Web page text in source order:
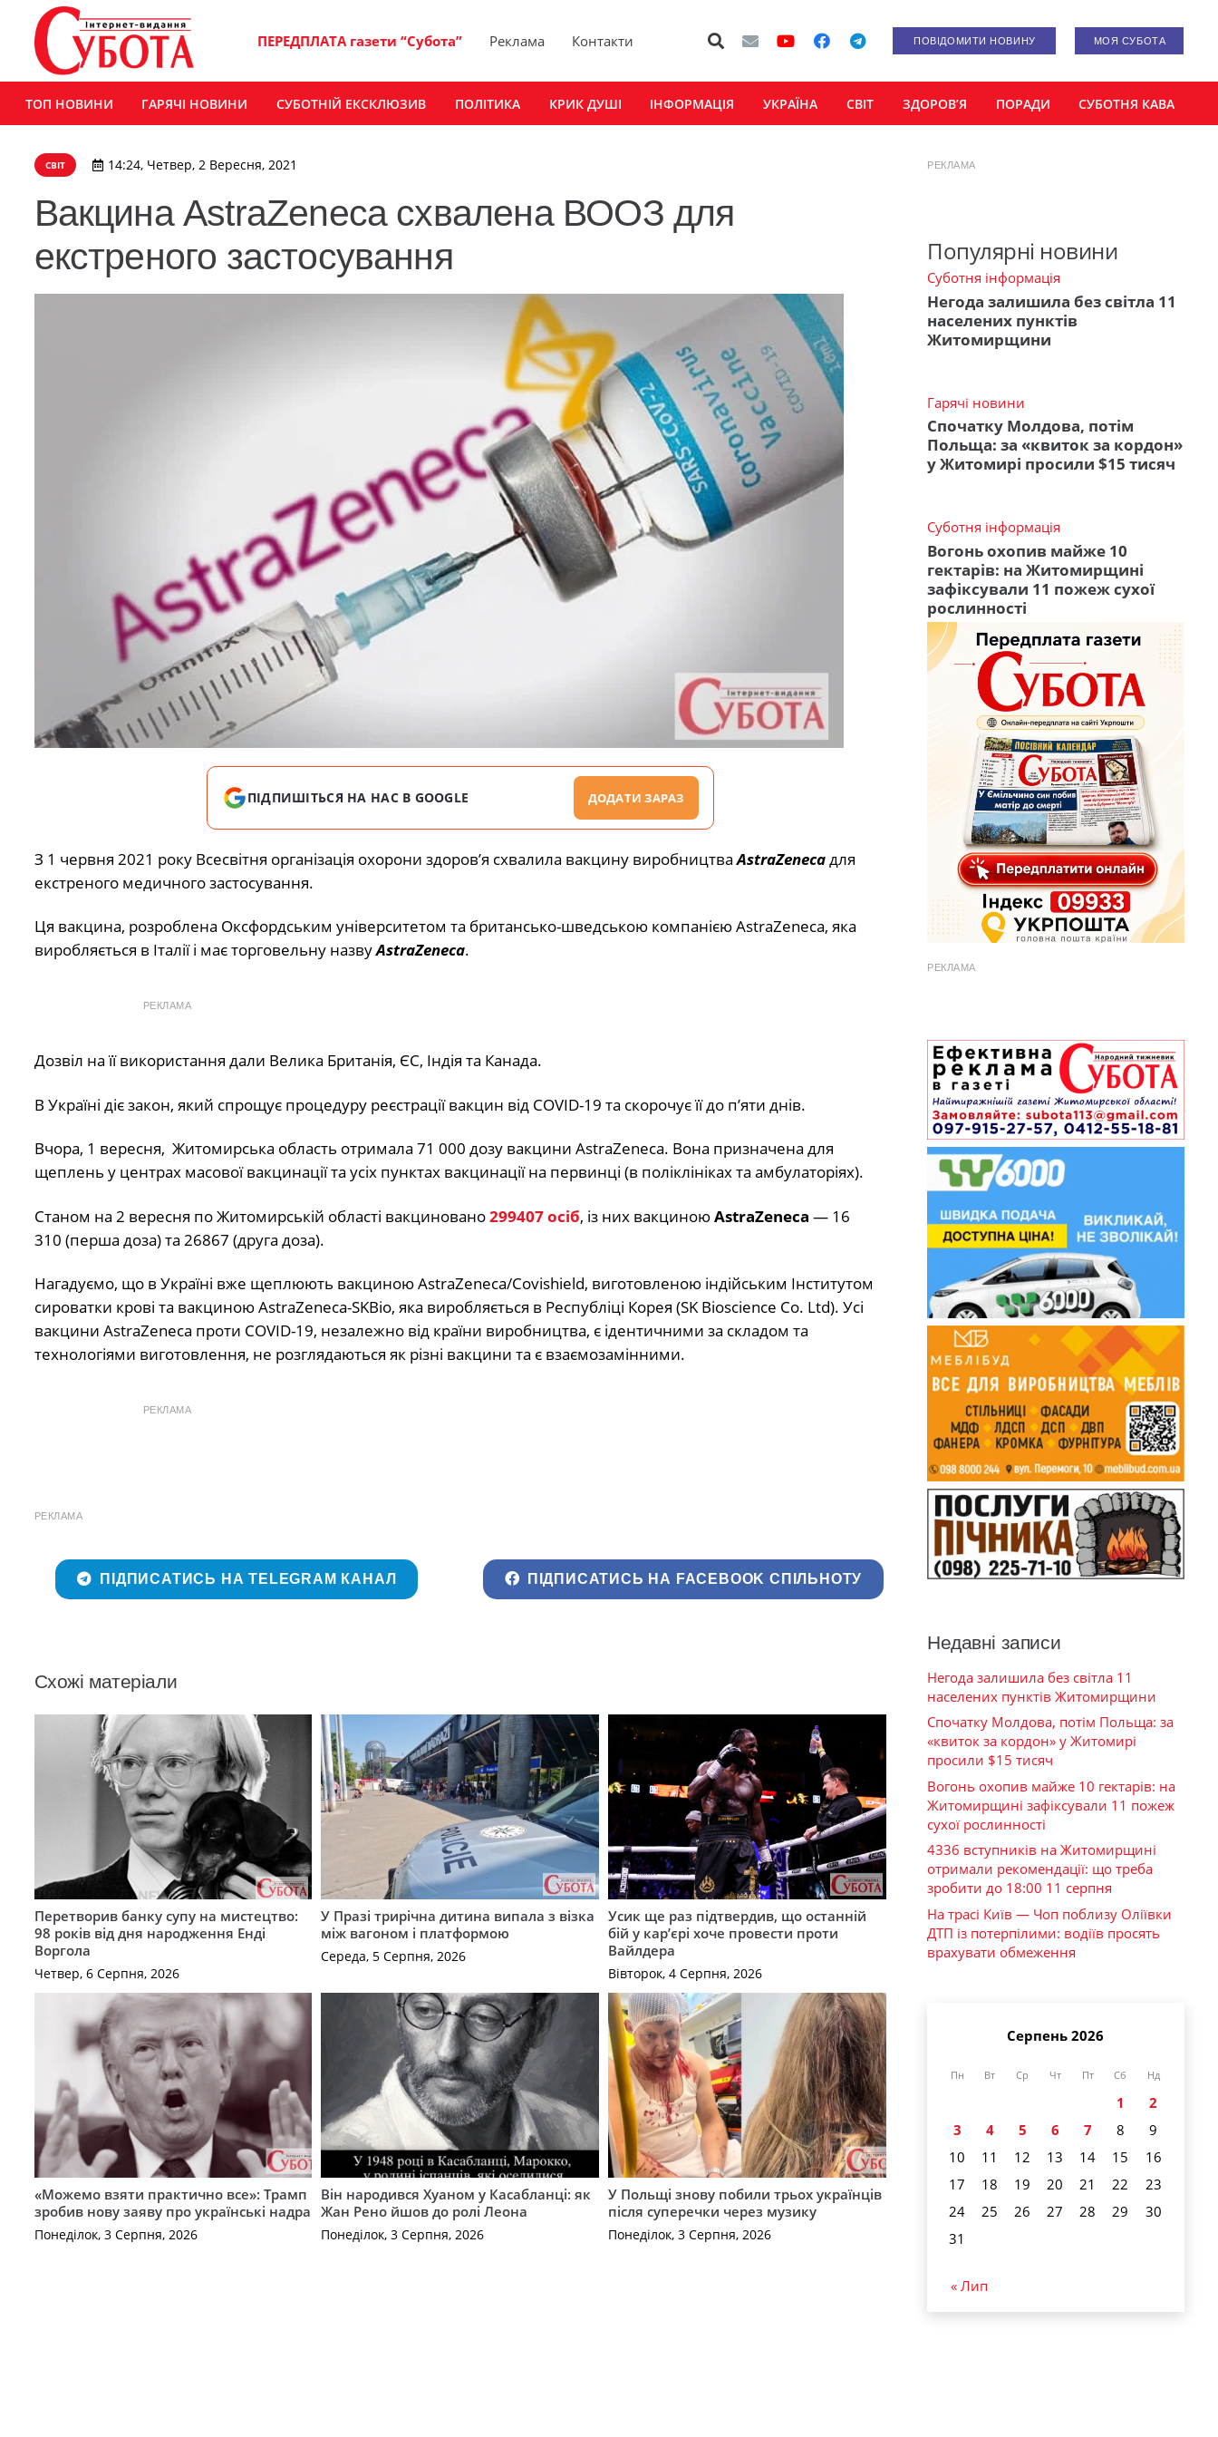
ПЕРЕДПЛАТА газети “Субота” Реклама Контакти ПОВІДОМИТИ НОВИНУ МОЯ СУБОТА
ТОП НОВИНИ ГАРЯЧІ НОВИНИ СУБОТНІЙ ЕКСКЛЮЗИВ ПОЛІТИКА КРИК ДУШІ ІНФОРМАЦІЯ УКРАЇНА СВІТ ЗДОРОВ’Я ПОРАДИ СУБОТНЯ КАВА
СВІТ 14:24, Четвер, 2 Вересня, 2021
Вакцина AstraZeneca схвалена ВООЗ для
екстреного застосування
ПІДПИШІТЬСЯ НА НАС В GOOGLE ДОДАТИ ЗАРАЗ
З 1 червня 2021 року Всесвітня організація охорони здоров’я схвалила вакцину виробництваAstraZenecaдля
екстреного медичного застосування.
Ця вакцина, розроблена Оксфордським університетом та британсько-шведською компанією AstraZeneca, яка
виробляється в Італії і має торговельну назвуAstraZeneca.
РЕКЛАМА
Дозвіл на її використання дали Велика Британія, ЄС, Індія та Канада.
В Україні діє закон, який спрощує процедуру реєстрації вакцин від COVID-19 та скорочує її до п’яти днів.
Вчора, 1 вересня, Житомирська область отримала 71 000 дозу вакцини AstraZeneca. Вона призначена для
щеплень у центрах масової вакцинації та усіх пунктах вакцинації на первинці (в поліклініках та амбулаторіях).
Станом на 2 вересня по Житомирській області вакциновано299407 осіб, із них вакциноюAstraZeneca — 16
310 (перша доза) та 26867 (друга доза).
Нагадуємо, що в Україні вже щеплюють вакциною AstraZeneca/Covishield, виготовленою індійським Інститутом
сироватки крові та вакциною AstraZeneca-SKBio, яка виробляється в Республіці Корея (SK Bioscience Co. Ltd). Усі
вакцини AstraZeneca проти COVID-19, незалежно від країни виробництва, є ідентичними за складом та
технологіями виготовлення, не розглядаються як різні вакцини та є взаємозамінними.
РЕКЛАМА
РЕКЛАМА
ПІДПИСАТИСЬ НА TELEGRAM КАНАЛ ПІДПИСАТИСЬ НА FACEBOOK СПІЛЬНОТУ
Схожі матеріали
Перетворив банку супу на мистецтво:
98 років від дня народження Енді
Воргола
Четвер, 6 Серпня, 2026
У Празі трирічна дитина випала з візка
між вагоном і платформою
Середа, 5 Серпня, 2026
Усик ще раз підтвердив, що останній
бій у кар’єрі хоче провести проти
Вайлдера
Вівторок, 4 Серпня, 2026
«Можемо взяти практично все»: Трамп
зробив нову заяву про українські надра
Понеділок, 3 Серпня, 2026
Він народився Хуаном у Касабланці: як
Жан Рено йшов до ролі Леона
Понеділок, 3 Серпня, 2026
У Польщі знову побили трьох українців
після суперечки через музику
Понеділок, 3 Серпня, 2026
РЕКЛАМА
Популярні новини
Суботня інформація
Негода залишила без світла 11
населених пунктів
Житомирщини
Гарячі новини
Спочатку Молдова, потім
Польща: за «квиток за кордон»
у Житомирі просили $15 тисяч
Суботня інформація
Вогонь охопив майже 10
гектарів: на Житомирщині
зафіксували 11 пожеж сухої
рослинності
РЕКЛАМА
Недавні записи
Негода залишила без світла 11
населених пунктів Житомирщини
Спочатку Молдова, потім Польща: за
«квиток за кордон» у Житомирі
просили $15 тисяч
Вогонь охопив майже 10 гектарів: на
Житомирщині зафіксували 11 пожеж
сухої рослинності
4336 вступників на Житомирщині
отримали рекомендації: що треба
зробити до 18:00 11 серпня
На трасі Київ — Чоп поблизу Оліївки
ДТП із потерпілими: водіїв просять
врахувати обмеження
Серпень 2026
Пн Вт Ср Чт Пт Сб Нд
1
2
3
4 5 6 7 8
9
10
11 12 13 14 15
16
17
18 19 20 21 22
23
24
25 26 27 28 29
30
31
« Лип